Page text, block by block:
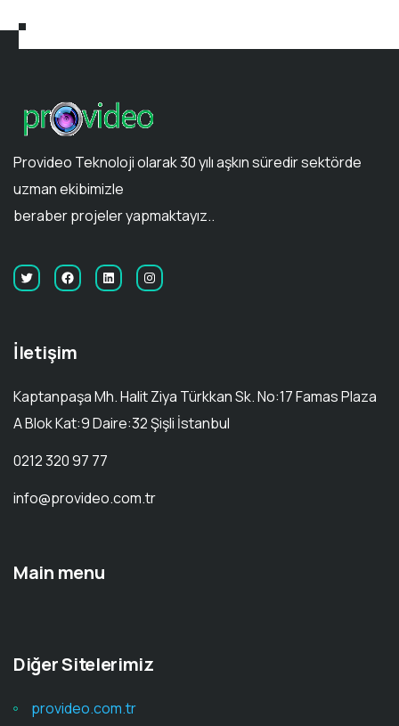
Provideo Teknoloji olarak 30 yılı aşkın süredir sektörde
uzman ekibimizle
beraber projeler yapmaktayız..
İletişim
Kaptanpaşa Mh. Halit Ziya Türkkan Sk. No:17 Famas Plaza
A Blok Kat:9 Daire:32 Şişli İstanbul
0212 320 97 77
info@provideo.com.tr
Main menu
Diğer Sitelerimiz
provideo.com.tr